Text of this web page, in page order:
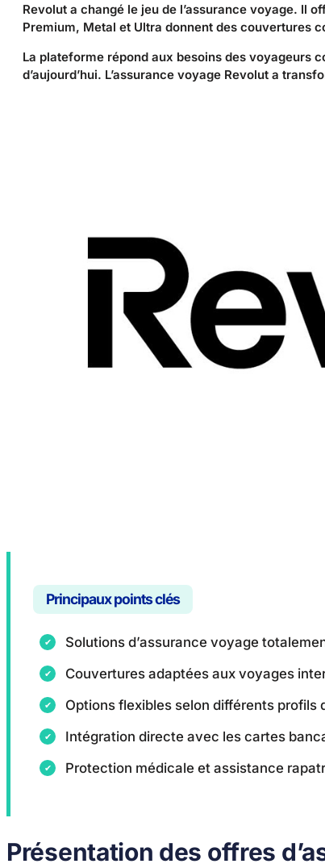
Revolut a changé le jeu de l’assurance voyage. Il
Premium, Metal et Ultra donnent des couvertures
La plateforme répond aux besoins des voyageurs
d’aujourd’hui. L’assurance voyage Revolut a
Principaux points clés
Solutions d’assurance voyage
Couvertures adaptées aux voyages
Options flexibles selon différents profils
Intégration directe avec les cartes
Protection médicale et assistance
Présentation des offres